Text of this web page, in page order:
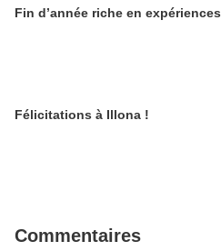
Fin d’année riche en expériences
Félicitations à Illona !
Commentaires